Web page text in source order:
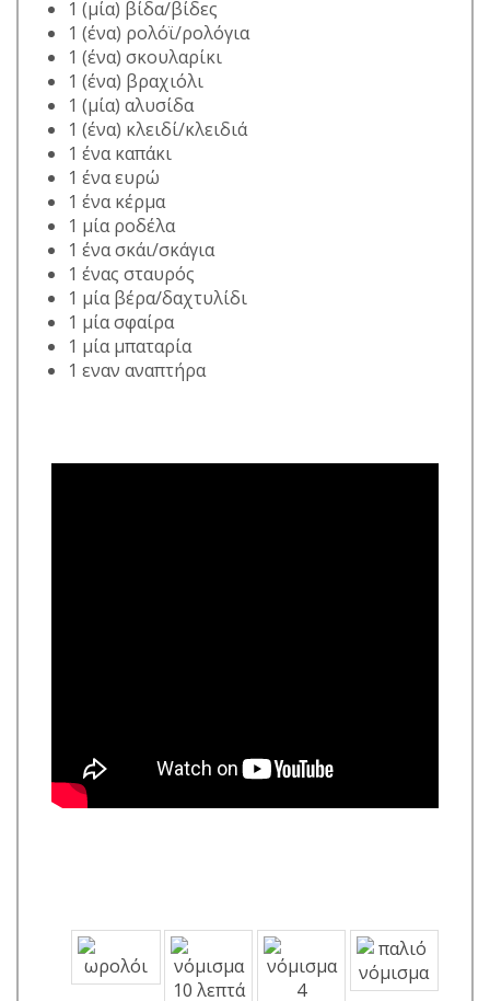
1 (μία) βίδα/βίδες
1 (ένα) ρολόϊ/ρολόγια
1 (ένα) σκουλαρίκι
1 (ένα) βραχιόλι
1 (μία) αλυσίδα
1 (ένα) κλειδί/κλειδιά
1 ένα καπάκι
1 ένα ευρώ
1 ένα κέρμα
1 μία ροδέλα
1 ένα σκάι/σκάγια
1 ένας σταυρός
1 μία βέρα/δαχτυλίδι
1 μία σφαίρα
1 μία μπαταρία
1 εναν αναπτήρα